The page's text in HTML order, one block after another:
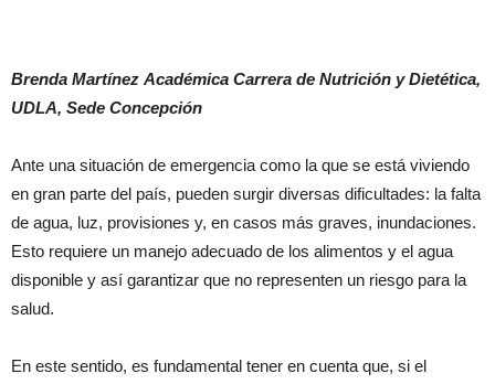
Brenda Martínez Académica Carrera de Nutrición y Dietética,
UDLA, Sede Concepción
Ante una situación de emergencia como la que se está viviendo
en gran parte del país, pueden surgir diversas dificultades: la falta
de agua, luz, provisiones y, en casos más graves, inundaciones.
Esto requiere un manejo adecuado de los alimentos y el agua
disponible y así garantizar que no representen un riesgo para la
salud.
En este sentido, es fundamental tener en cuenta que, si el